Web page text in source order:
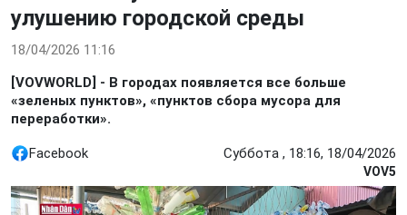
улушению городской среды
18/04/2026 11:16
[VOVWORLD] - В городах появляется все больше
«зеленых пунктов», «пунктов сбора мусора для
переработки».
Facebook Суббота , 18:16, 18/04/2026
VOV5